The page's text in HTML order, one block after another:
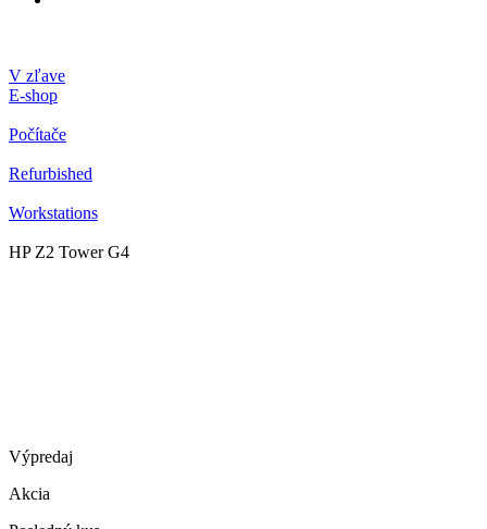
V zľave
E-shop
Počítače
Refurbished
Workstations
HP Z2 Tower G4
Výpredaj
Akcia